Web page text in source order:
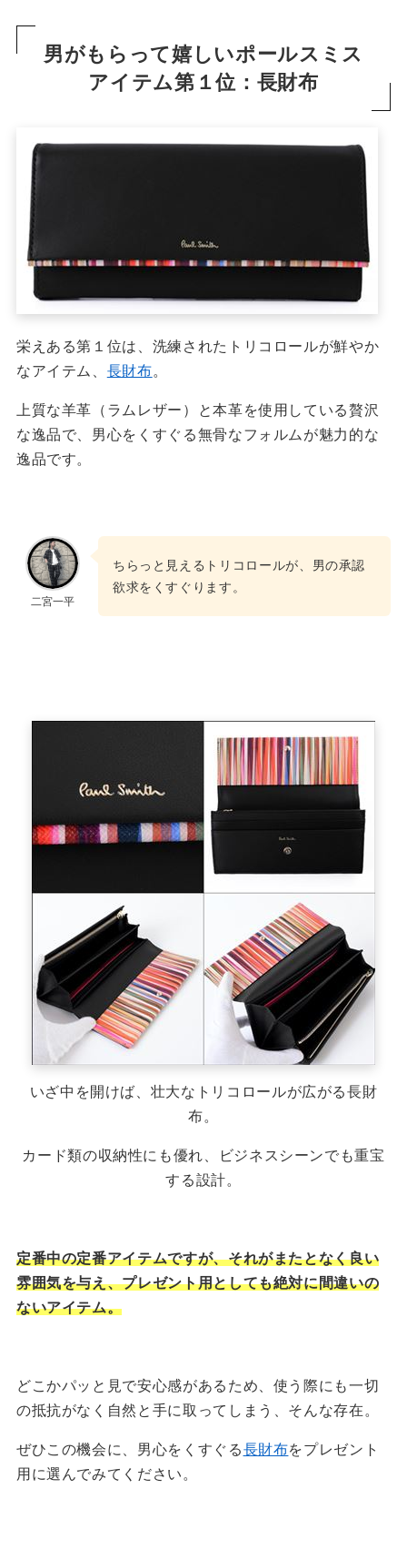
男がもらって嬉しいポールスミス
アイテム第１位：長財布
栄えある第１位は、洗練されたトリコロールが鮮やか
なアイテム、 長財布。
上質な羊革（ラムレザー）と本革を使用している贅沢
な逸品で、男心をくすぐる無骨なフォルムが魅力的な
逸品です。
二宮一平
ちらっと見えるトリコロールが、男の承認
欲求をくすぐります。
いざ中を開けば、壮大なトリコロールが広がる長財
布。
カード類の収納性にも優れ、ビジネスシーンでも重宝
する設計。
定番中の定番アイテムですが、それがまたとなく良い
雰囲気を与え、プレゼント用としても絶対に間違いの
ないアイテム。
どこかパッと見で安心感があるため、使う際にも一切
の抵抗がなく自然と手に取ってしまう、そんな存在。
ぜひこの機会に、男心をくすぐる長財布をプレゼント
用に選んでみてください。